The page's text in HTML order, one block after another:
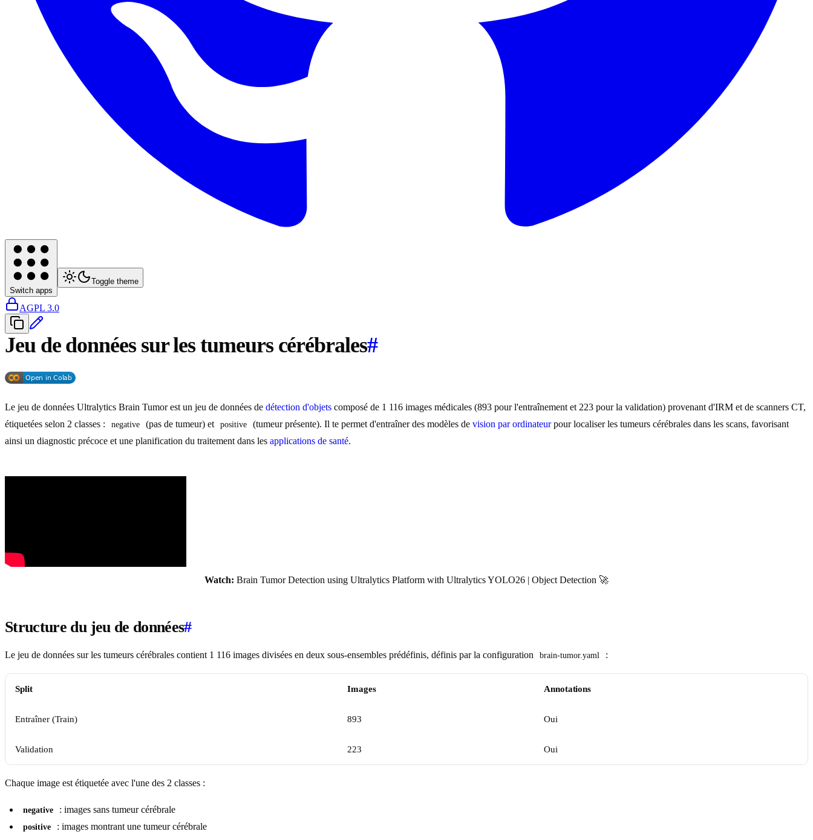
Switch apps
Toggle theme
AGPL 3.0
Jeu de données sur les tumeurs cérébrales#
Le jeu de données Ultralytics Brain Tumor est un jeu de données de détection d'objets composé de 1 116 images médicales (893 pour l'entraînement et 223 pour la validation) provenant d'IRM et de scanners CT,
étiquetées selon 2 classes :
negative (pas de tumeur) et positive (tumeur présente). Il te permet d'entraîner des modèles de vision par ordinateurpour localiser les tumeurs cérébrales dans les scans, favorisant
ainsi un diagnostic précoce et une planification du traitement dans les applications de santé.
Watch: Brain Tumor Detection using Ultralytics Platform with Ultralytics YOLO26 | Object Detection 🚀
Structure du jeu de données#
Le jeu de données sur les tumeurs cérébrales contient 1 116 images divisées en deux sous-ensembles prédéfinis, définis par la configuration brain-tumor.yaml :
Split Images Annotations
Entraîner (Train) 893 Oui
Validation 223 Oui
Chaque image est étiquetée avec l'une des 2 classes :
negative : images sans tumeur cérébrale
positive : images montrant une tumeur cérébrale